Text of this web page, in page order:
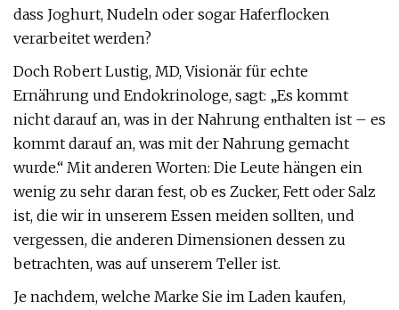
dass Joghurt, Nudeln oder sogar Haferflocken
verarbeitet werden?
Doch Robert Lustig, MD, Visionär für echte
Ernährung und Endokrinologe, sagt: „Es kommt
nicht darauf an, was in der Nahrung enthalten ist – es
kommt darauf an, was mit der Nahrung gemacht
wurde.“ Mit anderen Worten: Die Leute hängen ein
wenig zu sehr daran fest, ob es Zucker, Fett oder Salz
ist, die wir in unserem Essen meiden sollten, und
vergessen, die anderen Dimensionen dessen zu
betrachten, was auf unserem Teller ist.
Je nachdem, welche Marke Sie im Laden kaufen,